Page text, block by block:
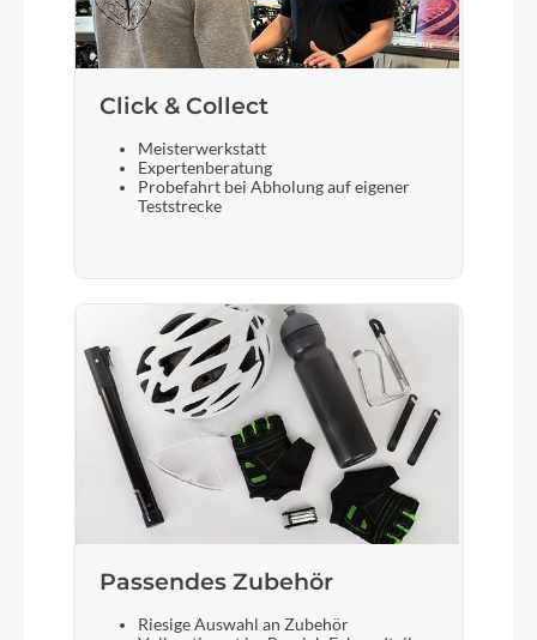
Click & Collect
Meisterwerkstatt
Expertenberatung
Probefahrt bei Abholung auf eigener
Teststrecke
Passendes Zubehör
Riesige Auswahl an Zubehör